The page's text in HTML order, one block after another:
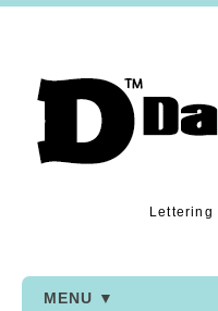
Lettering・
MENU ▼